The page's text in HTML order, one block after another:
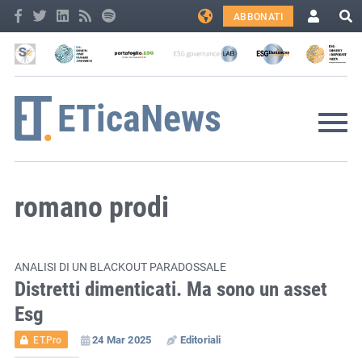
ABBONATI
romano prodi
ANALISI DI UN BLACKOUT PARADOSSALE
Distretti dimenticati. Ma sono un asset
Esg
ET.Pro 24 Mar 2025 Editoriali